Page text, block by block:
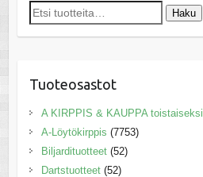
Etsi: Haku
Tuoteosastot
A KIRPPIS & KAUPPA toistaiseksi
A-Löytökirppis (7753)
Biljardituotteet (52)
Dartstuotteet (52)